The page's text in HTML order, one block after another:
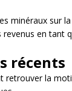
minéraux sur
en tant
récents
retrouver la